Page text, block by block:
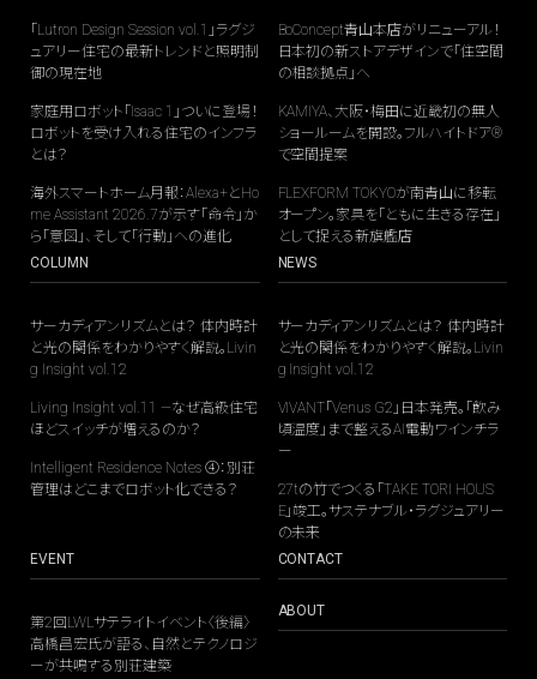
「Lutron Design Session vol.1」ラグジ
ュアリー住宅の最新トレンドと照明制
御の現在地
家庭用ロボット「Isaac 1」ついに登場！
ロボットを受け入れる住宅のインフラ
とは？
海外スマートホーム月報：Alexa+とHo
me Assistant 2026.7が示す「命令」か
ら「意図」、そして「行動」への進化
BoConcept青山本店がリニューアル！
日本初の新ストアデザインで「住空間
の相談拠点」へ
KAMIYA、大阪・梅田に近畿初の無人
ショールームを開設。フルハイトドア®
で空間提案
FLEXFORM TOKYOが南青山に移転
オープン。家具を「ともに生きる存在」
として捉える新旗艦店
COLUMN
サーカディアンリズムとは？ 体内時計
と光の関係をわかりやすく解説。Livin
g Insight vol.12
Living Insight vol.11 —なぜ高級住宅
ほどスイッチが増えるのか？
Intelligent Residence Notes ④：別荘
管理はどこまでロボット化できる？
NEWS
サーカディアンリズムとは？ 体内時計
と光の関係をわかりやすく解説。Livin
g Insight vol.12
VIVANT「Venus G2」日本発売。「飲み
頃温度」まで整えるAI電動ワインチラ
ー
27tの竹でつくる「TAKE TORI HOUS
E」竣工。サステナブル・ラグジュアリー
の未来
EVENT
第2回LWLサテライトイベント〈後編〉
高橋昌宏氏が語る、自然とテクノロジ
ーが共鳴する別荘建築
CONTACT
ABOUT